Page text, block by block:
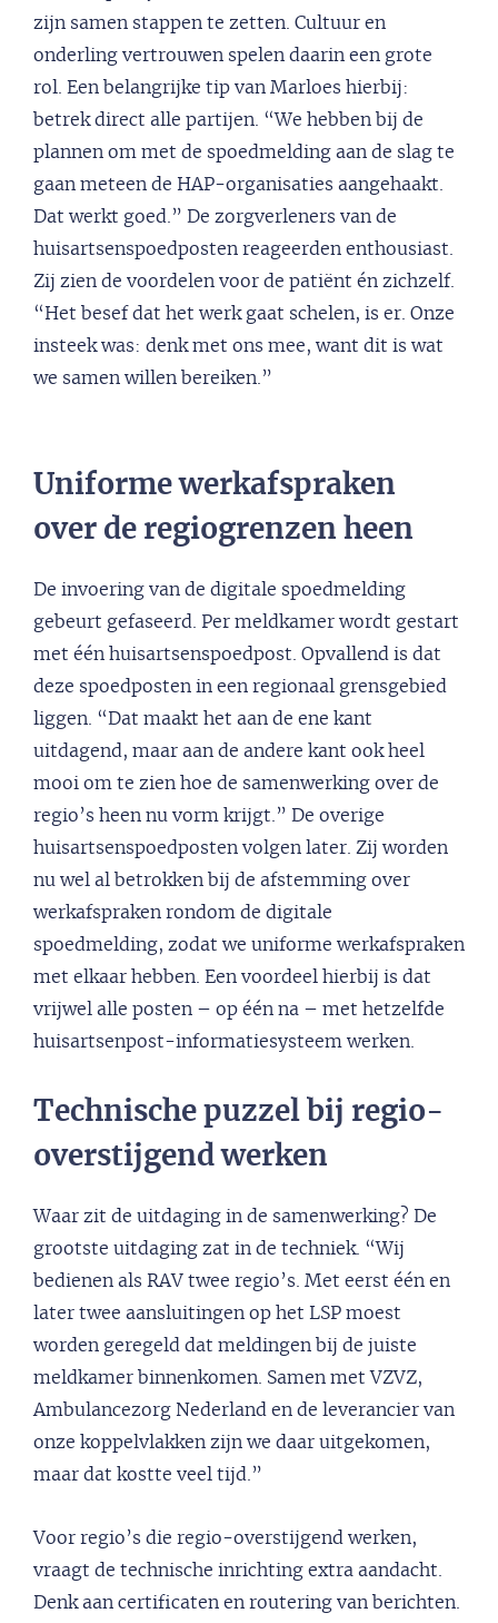
zijn samen stappen te zetten. Cultuur en
onderling vertrouwen spelen daarin een grote
rol. Een belangrijke tip van Marloes hierbij:
betrek direct alle partijen. “We hebben bij de
plannen om met de spoedmelding aan de slag te
gaan meteen de HAP-organisaties aangehaakt.
Dat werkt goed.” De zorgverleners van de
huisartsenspoedposten reageerden enthousiast.
Zij zien de voordelen voor de patiënt én zichzelf.
“Het besef dat het werk gaat schelen, is er. Onze
insteek was: denk met ons mee, want dit is wat
we samen willen bereiken.”
Uniforme werkafspraken
over de regiogrenzen heen
De invoering van de digitale spoedmelding
gebeurt gefaseerd. Per meldkamer wordt gestart
met één huisartsenspoedpost. Opvallend is dat
deze spoedposten in een regionaal grensgebied
liggen. “Dat maakt het aan de ene kant
uitdagend, maar aan de andere kant ook heel
mooi om te zien hoe de samenwerking over de
regio’s heen nu vorm krijgt.” De overige
huisartsenspoedposten volgen later. Zij worden
nu wel al betrokken bij de afstemming over
werkafspraken rondom de digitale
spoedmelding, zodat we uniforme werkafspraken
met elkaar hebben. Een voordeel hierbij is dat
vrijwel alle posten – op één na – met hetzelfde
huisartsenpost-informatiesysteem werken.
Technische puzzel bij regio-
overstijgend werken
Waar zit de uitdaging in de samenwerking? De
grootste uitdaging zat in de techniek. “Wij
bedienen als RAV twee regio’s. Met eerst één en
later twee aansluitingen op het LSP moest
worden geregeld dat meldingen bij de juiste
meldkamer binnenkomen. Samen met VZVZ,
Ambulancezorg Nederland en de leverancier van
onze koppelvlakken zijn we daar uitgekomen,
maar dat kostte veel tijd.”
Voor regio’s die regio-overstijgend werken,
vraagt de technische inrichting extra aandacht.
Denk aan certificaten en routering van berichten.